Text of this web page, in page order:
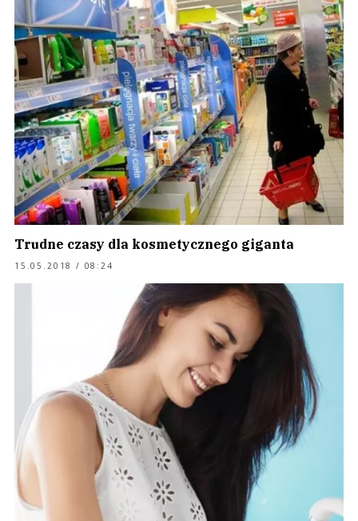
Trudne czasy dla kosmetycznego giganta
15.05.2018 / 08:24